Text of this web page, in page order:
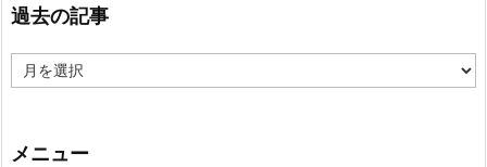
過去の記事
去
事
メニュー